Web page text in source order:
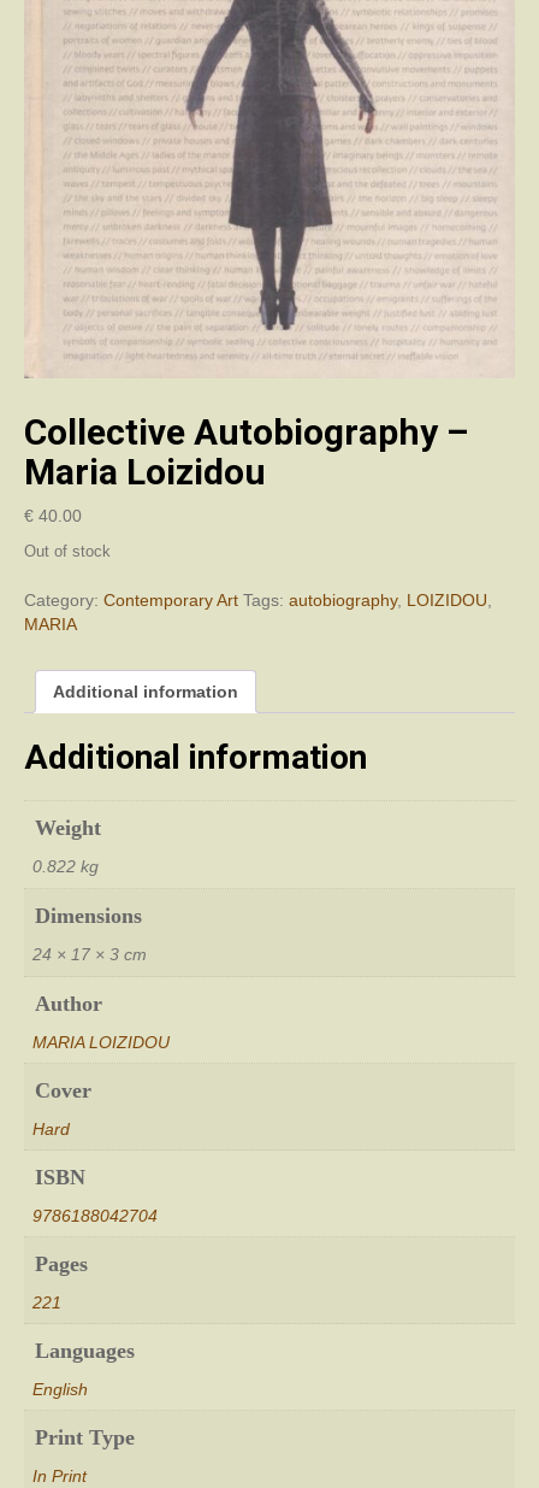
Collective Autobiography –
Maria Loizidou
€ 40.00
Out of stock
Category: Contemporary Art Tags: autobiography, LOIZIDOU
MARIA
Additional information
Additional information
Weight
0.822 kg
Dimensions
24 × 17 × 3 cm
Author
MARIA LOIZIDOU
Cover
Hard
ISBN
9786188042704
Pages
221
Languages
English
Print Type
In Print